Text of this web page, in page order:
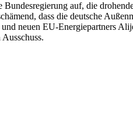
auf, die
dass die deutsche
neuen EU-Energiepartners